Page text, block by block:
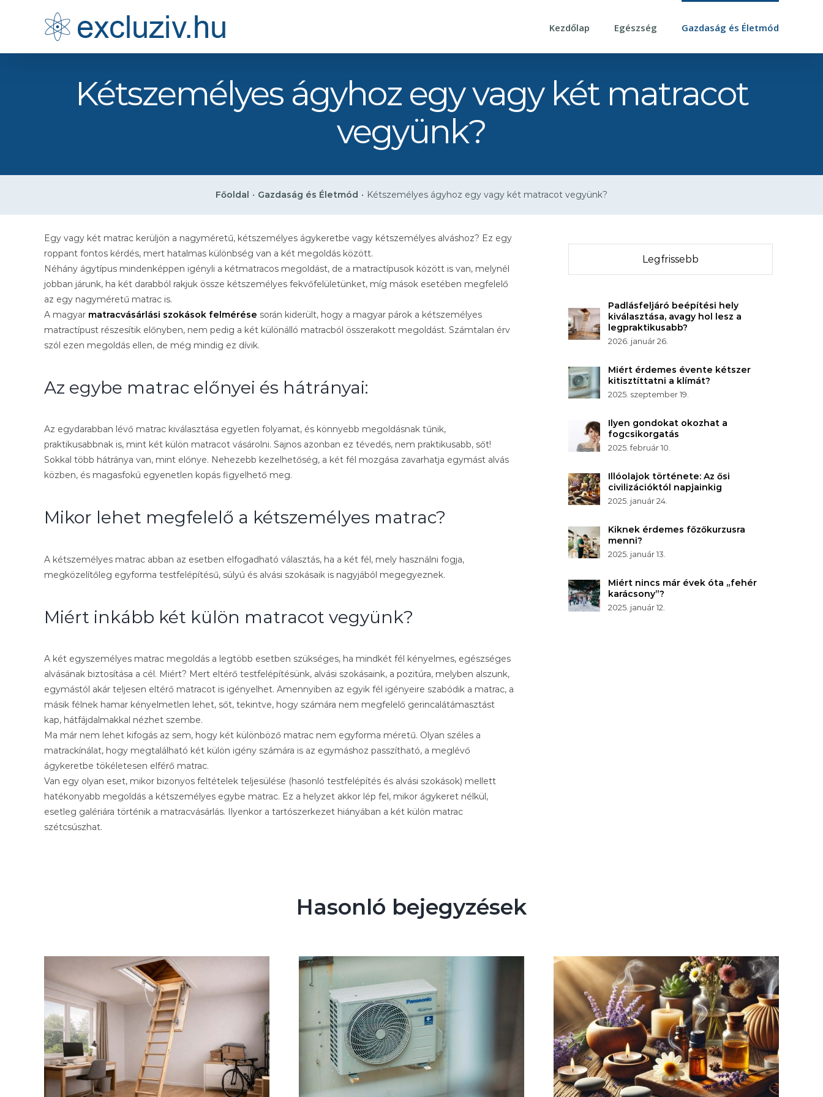
Kezdőlap Egészség Gazdaság és Életmód
Kétszemélyes ágyhoz egy vagy két matracot
vegyünk?
Főoldal • Gazdaság és Életmód • Kétszemélyes ágyhoz egy vagy két matracot vegyünk?
Egy vagy két matrac kerüljön a nagyméretű, kétszemélyes ágykeretbe vagy kétszemélyes alváshoz? Ez egy
roppant fontos kérdés, mert hatalmas különbség van a két megoldás között.
Néhány ágytípus mindenképpen igényli a kétmatracos megoldást, de a matractípusok között is van, melynél
jobban járunk, ha két darabból rakjuk össze kétszemélyes fekvőfelületünket, míg mások esetében megfelelő
az egy nagyméretű matrac is.
A magyar matracvásárlási szokások felmérése során kiderült, hogy a magyar párok a kétszemélyes
matractípust részesítik előnyben, nem pedig a két különálló matracból összerakott megoldást. Számtalan érv
szól ezen megoldás ellen, de még mindig ez dívik.
Az egybe matrac előnyei és hátrányai:
Az egydarabban lévő matrac kiválasztása egyetlen folyamat, és könnyebb megoldásnak tűnik,
praktikusabbnak is, mint két külön matracot vásárolni. Sajnos azonban ez tévedés, nem praktikusabb, sőt!
Sokkal több hátránya van, mint előnye. Nehezebb kezelhetőség, a két fél mozgása zavarhatja egymást alvás
közben, és magasfokú egyenetlen kopás figyelhető meg.
Mikor lehet megfelelő a kétszemélyes matrac?
A kétszemélyes matrac abban az esetben elfogadható választás, ha a két fél, mely használni fogja,
megközelítőleg egyforma testfelépítésű, súlyú és alvási szokásaik is nagyjából megegyeznek.
Miért inkább két külön matracot vegyünk?
A két egyszemélyes matrac megoldás a legtöbb esetben szükséges, ha mindkét fél kényelmes, egészséges
alvásának biztosítása a cél. Miért? Mert eltérő testfelépítésünk, alvási szokásaink, a pozitúra, melyben alszunk,
egymástól akár teljesen eltérő matracot is igényelhet. Amennyiben az egyik fél igényeire szabódik a matrac, a
másik félnek hamar kényelmetlen lehet, sőt, tekintve, hogy számára nem megfelelő gerincalátámasztást
kap, hátfájdalmakkal nézhet szembe.
Ma már nem lehet kifogás az sem, hogy két különböző matrac nem egyforma méretű. Olyan széles a
matrackínálat, hogy megtalálható két külön igény számára is az egymáshoz passzítható, a meglévő
ágykeretbe tökéletesen elférő matrac.
Van egy olyan eset, mikor bizonyos feltételek teljesülése (hasonló testfelépítés és alvási szokások) mellett
hatékonyabb megoldás a kétszemélyes egybe matrac. Ez a helyzet akkor lép fel, mikor ágykeret nélkül,
esetleg galériára történik a matracvásárlás. Ilyenkor a tartószerkezet hiányában a két külön matrac
szétcsúszhat.
Legfrissebb
Padlásfeljáró beépítési hely
kiválasztása, avagy hol lesz a
legpraktikusabb?
2026. január 26.
Miért érdemes évente kétszer
kitisztíttatni a klímát?
2025. szeptember 19.
Ilyen gondokat okozhat a
fogcsikorgatás
2025. február 10.
Illóolajok története: Az ősi
civilizációktól napjainkig
2025. január 24.
Kiknek érdemes főzőkurzusra
menni?
2025. január 13.
Miért nincs már évek óta „fehér
karácsony”?
2025. január 12.
Hasonló bejegyzések